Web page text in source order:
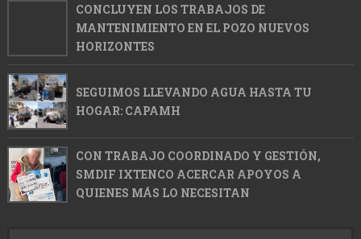
CONCLUYEN LOS TRABAJOS DE
MANTENIMIENTO EN EL POZO NUEVOS
HORIZONTES
SEGUIMOS LLEVANDO AGUA HASTA TU
HOGAR: CAPAMH
CON TRABAJO COORDINADO Y GESTIÓN,
SMDIF IXTENCO ACERCAR APOYOS A
QUIENES MÁS LO NECESITAN